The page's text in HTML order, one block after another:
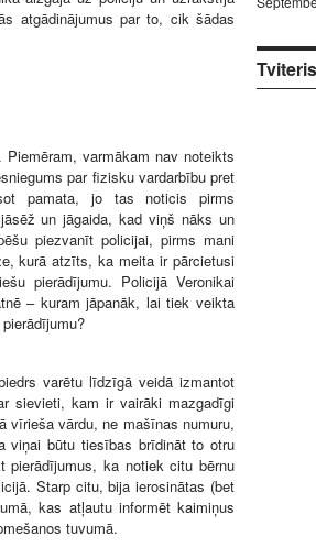
atgādinājumus par to, cik šādas
varmākam nav noteikts
par fizisku vardarbību pret
pamata, jo tas noticis pirms
un jāgaida, kad viņš nāks un
piezvanīt policijai, pirms mani
kurā atzīts, ka meita ir pārcietusi
pierādījumu. Policijā Veronikai
– kuram jāpanāk, lai tiek veikta
varētu līdzīgā veidā izmantot
sievieti, kam ir vairāki mazgadīgi
vīrieša vārdu, ne mašīnas numuru,
viņai būtu tiesības brīdināt to otru
ka notiek citu bērnu
Starp citu, bija ierosinātas (bet
kas atļautu informēt kaimiņus
tuvumā.
Tviteris